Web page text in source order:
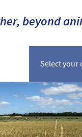
beyond
Select your